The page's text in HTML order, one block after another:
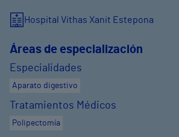
Hospital Vithas Xanit Estepona
Áreas de especialización
Especialidades
Aparato digestivo
Tratamientos Médicos
Polipectomía